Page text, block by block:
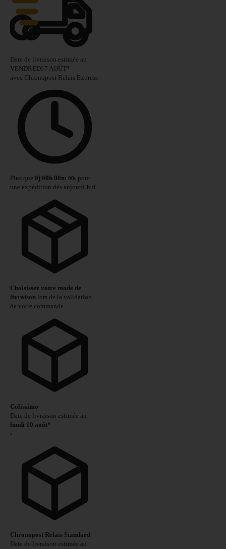
Date de livraison estimée au
VENDREDI 7 AOÛT*
avec Chronopost Relais Express
Plus que 0j 00h 00m 00s pour
une expédition dès aujourd’hui
Choisissez votre mode de
livraison lors de la validation
de votre commande
Colissimo
Date de livraison estimée au
lundi 10 août*
›
Chronopost Relais Standard
Date de livraison estimée au